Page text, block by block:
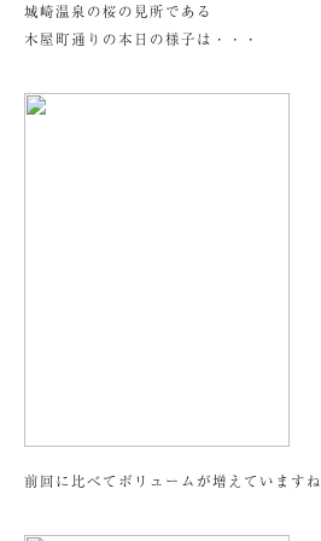
城崎温泉の桜の見所である
木屋町通りの本日の様子は・・・
前回に比べてボリュームが増えていますね